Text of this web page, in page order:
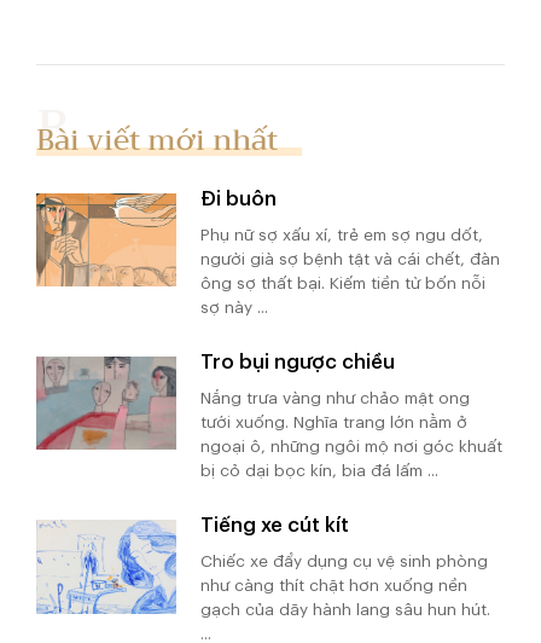
Bài viết mới nhất
Đi buôn
Phụ nữ sợ xấu xí, trẻ em sợ ngu dốt,
người già sợ bệnh tật và cái chết, đàn
ông sợ thất bại. Kiếm tiền từ bốn nỗi
sợ này ...
Tro bụi ngược chiều
Nắng trưa vàng như chảo mật ong
tưới xuống. Nghĩa trang lớn nằm ở
ngoại ô, những ngôi mộ nơi góc khuất
bị cỏ dại bọc kín, bia đá lấm ...
Tiếng xe cút kít
Chiếc xe đẩy dụng cụ vệ sinh phòng
như càng thít chặt hơn xuống nền
gạch của dãy hành lang sâu hun hút.
...